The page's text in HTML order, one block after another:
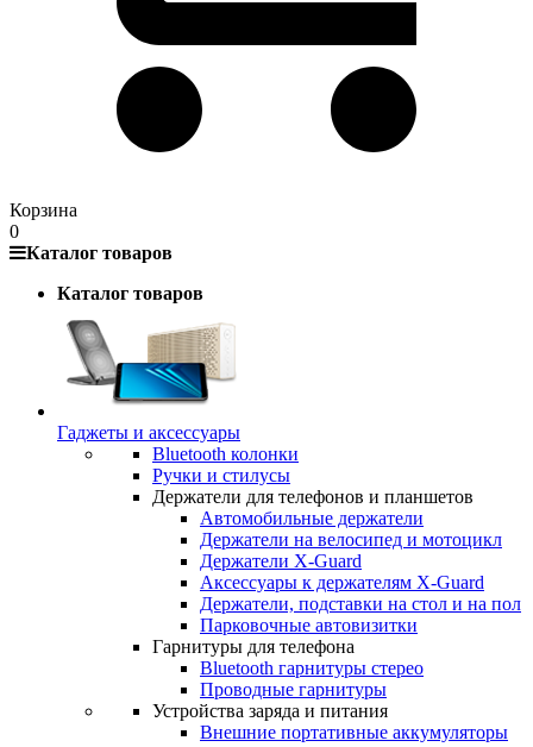
Корзина
0
Каталог товаров
Каталог товаров
Гаджеты и аксессуары
Bluetooth колонки
Ручки и стилусы
Держатели для телефонов и планшетов
Автомобильные держатели
Держатели на велосипед и мотоцикл
Держатели X-Guard
Аксессуары к держателям X-Guard
Держатели, подставки на стол и на пол
Парковочные автовизитки
Гарнитуры для телефона
Bluetooth гарнитуры стерео
Проводные гарнитуры
Устройства заряда и питания
Внешние портативные аккумуляторы